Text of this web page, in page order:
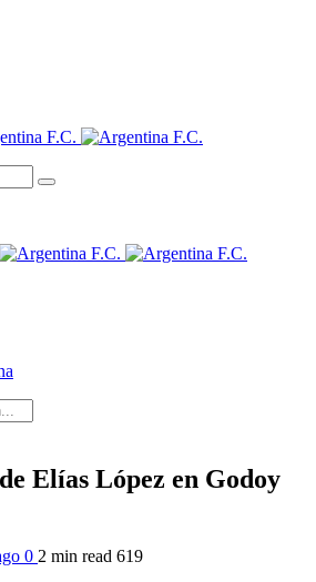
Elías López en Godoy
0 2 min read 619